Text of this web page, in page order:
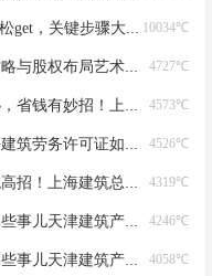
10034℃
天津建筑产业园总包资质办理
4727℃
上海建筑分包有什么费用
4573℃
劳务许可证办理费用是多少
4526℃
务许可证如何节税
4319℃
建筑总包免费办理吗？
4246℃
筑产业园总包资质挂靠
4058℃
筑产业园总包资质挂靠